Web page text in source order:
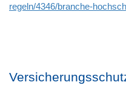
regeln/4346/branche-